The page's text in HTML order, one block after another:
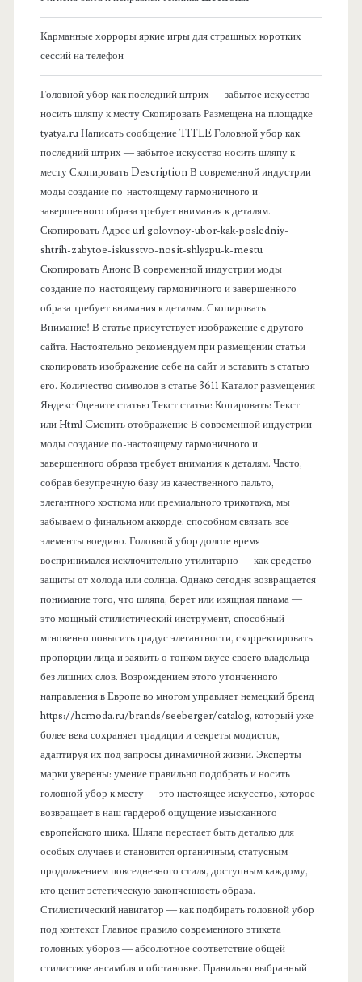
Карманные хорроры яркие игры для страшных коротких
сессий на телефон
Головной убор как последний штрих — забытое искусство
носить шляпу к месту Скопировать Размещена на площадке
tyatya.ru Написать сообщение TITLE Головной убор как
последний штрих — забытое искусство носить шляпу к
месту Скопировать Description В современной индустрии
моды создание по-настоящему гармоничного и
завершенного образа требует внимания к деталям.
Скопировать Адрес url golovnoy-ubor-kak-posledniy-
shtrih-zabytoe-iskusstvo-nosit-shlyapu-k-mestu
Скопировать Анонс В современной индустрии моды
создание по-настоящему гармоничного и завершенного
образа требует внимания к деталям. Скопировать
Внимание! В статье присутствует изображение с другого
сайта. Настоятельно рекомендуем при размещении статьи
скопировать изображение себе на сайт и вставить в статью
его. Количество символов в статье 3611 Каталог размещения
Яндекс Оцените статью Текст статьи: Копировать: Текст
или Html Cменить отображение В современной индустрии
моды создание по-настоящему гармоничного и
завершенного образа требует внимания к деталям. Часто,
собрав безупречную базу из качественного пальто,
элегантного костюма или премиального трикотажа, мы
забываем о финальном аккорде, способном связать все
элементы воедино. Головной убор долгое время
воспринимался исключительно утилитарно — как средство
защиты от холода или солнца. Однако сегодня возвращается
понимание того, что шляпа, берет или изящная панама —
это мощный стилистический инструмент, способный
мгновенно повысить градус элегантности, скорректировать
пропорции лица и заявить о тонком вкусе своего владельца
без лишних слов. Возрождением этого утонченного
направления в Европе во многом управляет немецкий бренд
https://hcmoda.ru/brands/seeberger/catalog, который уже
более века сохраняет традиции и секреты модисток,
адаптируя их под запросы динамичной жизни. Эксперты
марки уверены: умение правильно подобрать и носить
головной убор к месту — это настоящее искусство, которое
возвращает в наш гардероб ощущение изысканного
европейского шика. Шляпа перестает быть деталью для
особых случаев и становится органичным, статусным
продолжением повседневного стиля, доступным каждому,
кто ценит эстетическую законченность образа.
Стилистический навигатор — как подбирать головной убор
под контекст Главное правило современного этикета
головных уборов — абсолютное соответствие общей
стилистике ансамбля и обстановке. Правильно выбранный